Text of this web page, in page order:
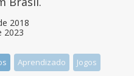
2018
2023
Aprendizado
Jogos